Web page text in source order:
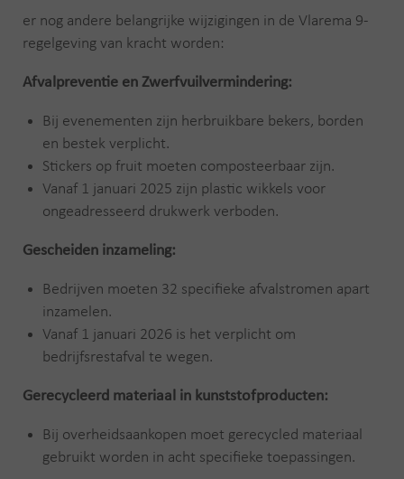
er nog andere belangrijke wijzigingen in de Vlarema 9-
regelgeving van kracht worden:
Afvalpreventie en Zwerfvuilvermindering:
Bij evenementen zijn herbruikbare bekers, borden
en bestek verplicht.
Stickers op fruit moeten composteerbaar zijn.
Vanaf 1 januari 2025 zijn plastic wikkels voor
ongeadresseerd drukwerk verboden.
Gescheiden inzameling:
Bedrijven moeten 32 specifieke afvalstromen apart
inzamelen.
Vanaf 1 januari 2026 is het verplicht om
bedrijfsrestafval te wegen.
Gerecycleerd materiaal in kunststofproducten:
Bij overheidsaankopen moet gerecycled materiaal
gebruikt worden in acht specifieke toepassingen.